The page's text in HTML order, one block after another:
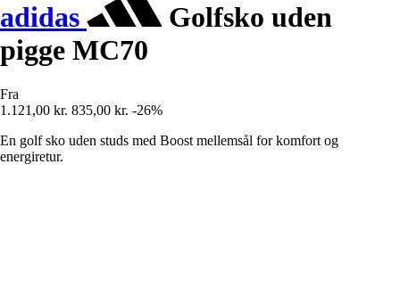
adidas
Golfsko uden
pigge MC70
Fra
1.121,00 kr. 835,00 kr. -26%
En golf sko uden studs med Boost mellemsål for komfort og
energiretur.